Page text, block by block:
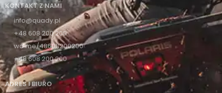
KONTAKT Z NAMI
info@quady.pl
+48 608 200 200
wa.me/48608200200
+48 608 200 200
ADRES I BIURO